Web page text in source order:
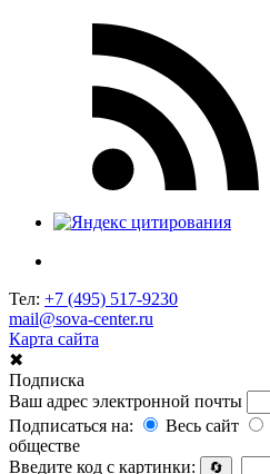
Тел: +7 (495) 517-9230
mail@sova-center.ru
Карта сайта
✖
Подписка
Ваш адрес электронной почты
Подписаться на:
Весь сайт
обществе
Введите код с картинки:
🔄